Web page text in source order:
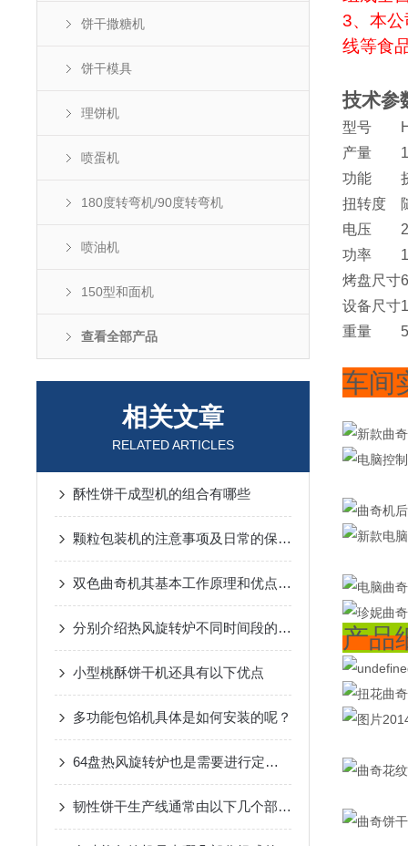
饼干撒糖机
饼干模具
理饼机
喷蛋机
180度转弯机/90度转弯机
喷油机
150型和面机
查看全部产品
相关文章
RELATED ARTICLES
酥性饼干成型机的组合有哪些
颗粒包装机的注意事项及日常的保养都在这里了！
双色曲奇机其基本工作原理和优点可以归纳如下
分别介绍热风旋转炉不同时间段的保养要点
小型桃酥饼干机还具有以下优点
多功能包馅机具体是如何安装的呢？
64盘热风旋转炉也是需要进行定期保养的
韧性饼干生产线通常由以下几个部分组成
3、本
线等食
技术参
型号
产量
功能
扭转度
电压
功率
烤盘尺寸
设备尺寸
重量
车间
产品